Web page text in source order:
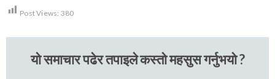
Post Views: 380
यो समाचार पढेर तपाइले कस्तो महसुस गर्नुभयो ?